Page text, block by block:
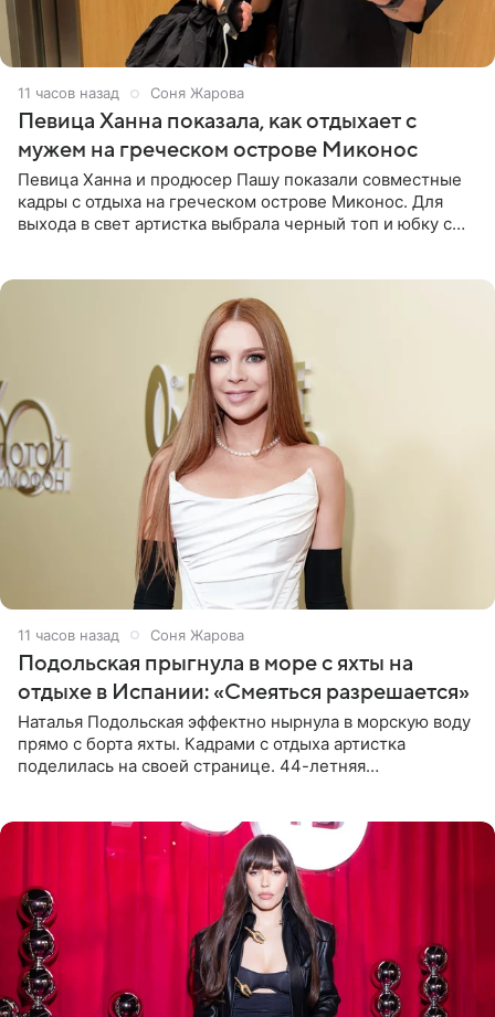
11 часов назад Соня Жарова
Певица Ханна показала, как отдыхает с
мужем на греческом острове Миконос
Певица Ханна и продюсер Пашу показали совместные
кадры с отдыха на греческом острове Миконос. Для
выхода в свет артистка выбрала черный топ и юбку с
11 часов назад Соня Жарова
Подольская прыгнула в море с яхты на
отдыхе в Испании: «Смеяться разрешается»
Наталья Подольская эффектно нырнула в морскую воду
прямо с борта яхты. Кадрами с отдыха артистка
поделилась на своей странице. 44-летняя